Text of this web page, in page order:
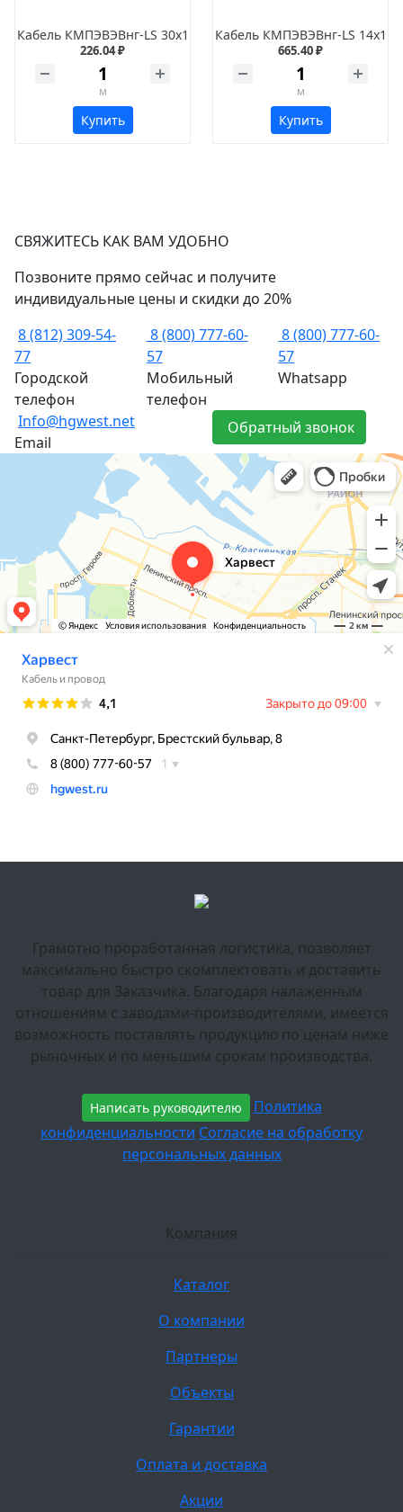
Кабель КМПЭВЭВнг-LS 30х1
226.04 ₽
м
Купить
Кабель КМПЭВЭВнг-LS 14х1
665.40 ₽
м
Купить
СВЯЖИТЕСЬ КАК ВАМ УДОБНО
Позвоните прямо сейчас и получите
индивидуальные цены и скидки до 20%
8 (812) 309-54-
77
Городской
телефон
8 (800) 777-60-
57
Мобильный
телефон
8 (800) 777-60-
57
Whatsapp
Info@hgwest.net
Email
Обратный звонок
Грамотно проработанная логистика, позволяет
максимально быстро скомплектовать и доставить
товар для Заказчика. Благодаря налаженным
отношениям с заводами-производителями, имеется
возможность поставлять продукцию по ценам ниже
рыночных и по меньшим срокам производства.
Написать руководителю
Политика
конфиденциальности Согласие на обработку
персональных данных
Компания
Каталог
О компании
Партнеры
Объекты
Гарантии
Оплата и доставка
Акции